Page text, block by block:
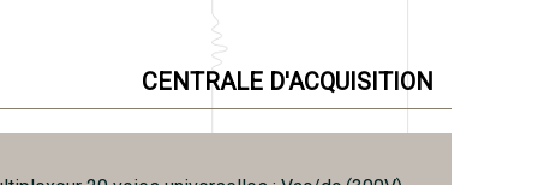
CENTRALE D'ACQUISITION